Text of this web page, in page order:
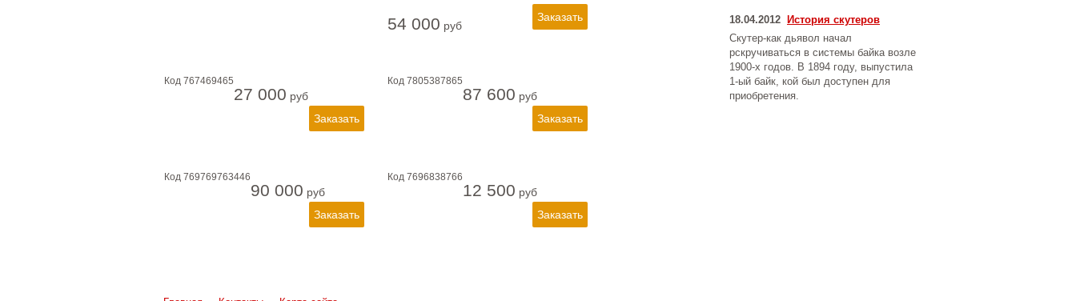
54 000 руб
Код 767469465
27 000 руб
Код 7805387865
87 600 руб
Код 769769763446
90 000 руб
Код 7696838766
12 500 руб
18.04.2012
История скутеров
Скутер-как дьявол начал
рскручиваться в системы байка возле
1900-х годов. В 1894 году, выпустила
1-ый байк, кой был доступен для
приобретения.